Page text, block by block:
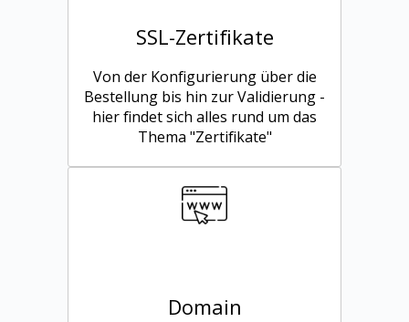
SSL-Zertifikate
Von der Konfigurierung über die
Bestellung bis hin zur Validierung -
hier findet sich alles rund um das
Thema "Zertifikate"
Domain